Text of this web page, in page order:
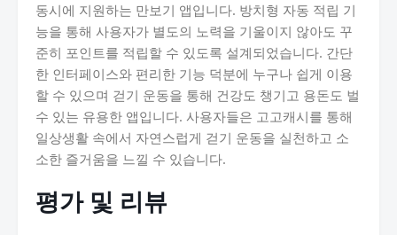
동시에 지원하는 만보기 앱입니다. 방치형 자동 적립 기
능을 통해 사용자가 별도의 노력을 기울이지 않아도 꾸
준히 포인트를 적립할 수 있도록 설계되었습니다. 간단
한 인터페이스와 편리한 기능 덕분에 누구나 쉽게 이용
할 수 있으며 걷기 운동을 통해 건강도 챙기고 용돈도 벌
수 있는 유용한 앱입니다. 사용자들은 고고캐시를 통해
일상생활 속에서 자연스럽게 걷기 운동을 실천하고 소
소한 즐거움을 느낄 수 있습니다.
평가 및 리뷰